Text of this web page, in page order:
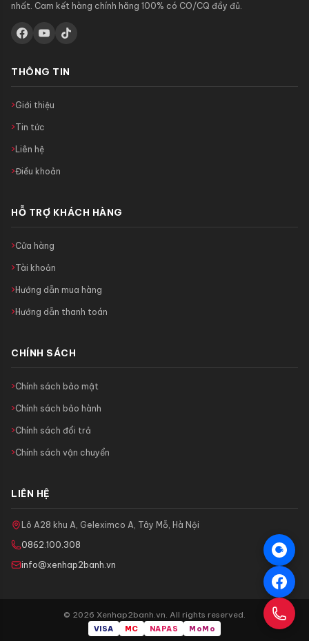
nhất. Cam kết hàng chính hãng 100% có CO/CQ đầy đủ.
THÔNG TIN
Giới thiệu
Tin tức
Liên hệ
Điều khoản
HỖ TRỢ KHÁCH HÀNG
Cửa hàng
Tài khoản
Hướng dẫn mua hàng
Hướng dẫn thanh toán
CHÍNH SÁCH
Chính sách bảo mật
Chính sách bảo hành
Chính sách đổi trả
Chính sách vận chuyển
LIÊN HỆ
Lô A28 khu A, Geleximco A, Tây Mỗ, Hà Nội
0862.100.308
info@xenhap2banh.vn
© 2026 Xenhap2banh.vn. All rights reserved.
VISA MC NAPAS MoMo